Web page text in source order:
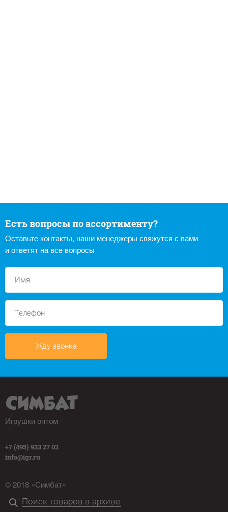
Есть вопросы по ассортименту?
Оставьте контакты, наши менеджеры свяжутся с вами
и ответят на все вопросы
Жду звонка
Игрушки оптом
+7 (495) 933 27 02
info@igr.ru
© 2018 «Симбат»